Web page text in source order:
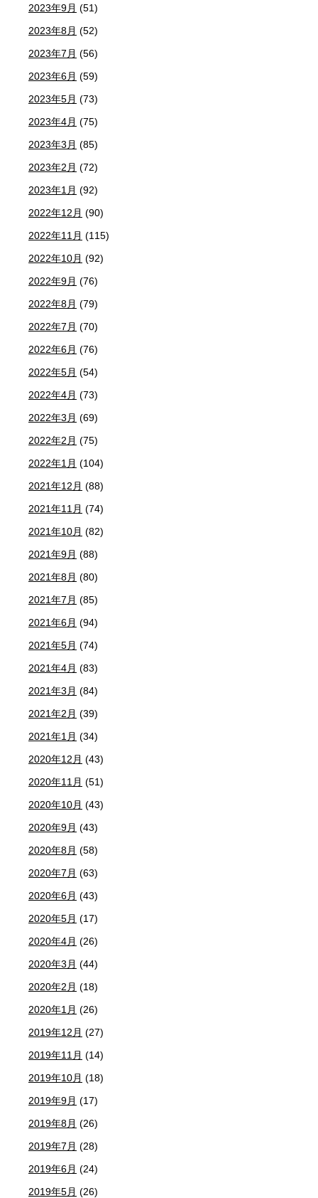
2023年9月 (51)
2023年8月 (52)
2023年7月 (56)
2023年6月 (59)
2023年5月 (73)
2023年4月 (75)
2023年3月 (85)
2023年2月 (72)
2023年1月 (92)
2022年12月 (90)
2022年11月 (115)
2022年10月 (92)
2022年9月 (76)
2022年8月 (79)
2022年7月 (70)
2022年6月 (76)
2022年5月 (54)
2022年4月 (73)
2022年3月 (69)
2022年2月 (75)
2022年1月 (104)
2021年12月 (88)
2021年11月 (74)
2021年10月 (82)
2021年9月 (88)
2021年8月 (80)
2021年7月 (85)
2021年6月 (94)
2021年5月 (74)
2021年4月 (83)
2021年3月 (84)
2021年2月 (39)
2021年1月 (34)
2020年12月 (43)
2020年11月 (51)
2020年10月 (43)
2020年9月 (43)
2020年8月 (58)
2020年7月 (63)
2020年6月 (43)
2020年5月 (17)
2020年4月 (26)
2020年3月 (44)
2020年2月 (18)
2020年1月 (26)
2019年12月 (27)
2019年11月 (14)
2019年10月 (18)
2019年9月 (17)
2019年8月 (26)
2019年7月 (28)
2019年6月 (24)
2019年5月 (26)